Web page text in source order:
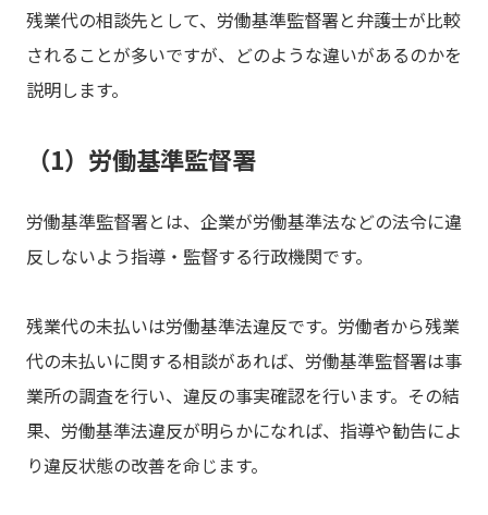
残業代の相談先として、労働基準監督署と弁護士が比較
されることが多いですが、どのような違いがあるのかを
説明します。
（1）労働基準監督署
労働基準監督署とは、企業が労働基準法などの法令に違
反しないよう指導・監督する行政機関です。
残業代の未払いは労働基準法違反です。労働者から残業
代の未払いに関する相談があれば、労働基準監督署は事
業所の調査を行い、違反の事実確認を行います。その結
果、労働基準法違反が明らかになれば、指導や勧告によ
り違反状態の改善を命じます。